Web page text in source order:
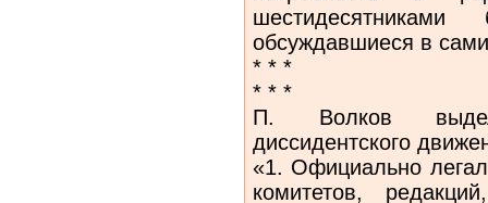
обсуждавшиеся в
* * *
* * *
П. Волков
диссидентского
«1. Официально
комитетов,